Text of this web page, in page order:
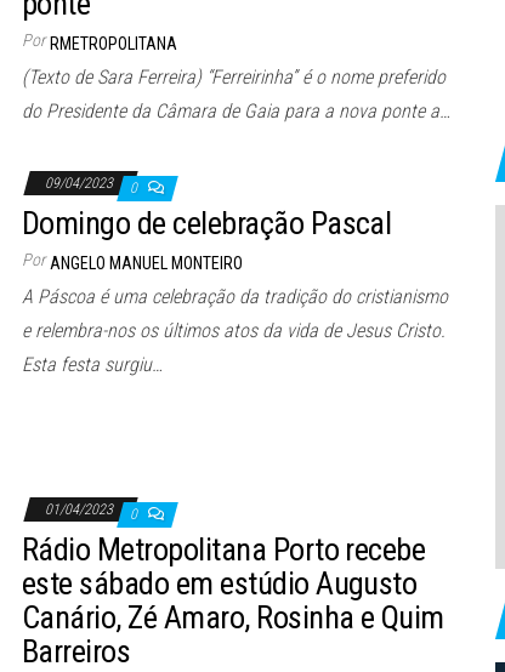
Por RMETROPOLITANA
(Texto de Sara Ferreira) “Ferreirinha” é o nome preferido
do Presidente da Câmara de Gaia para a nova ponte a…
09/04/2023 0
Domingo de celebração Pascal
Por ANGELO MANUEL MONTEIRO
A Páscoa é uma celebração da tradição do cristianismo
e relembra-nos os últimos atos da vida de Jesus Cristo.
Esta festa surgiu…
01/04/2023 0
Rádio Metropolitana Porto recebe
este sábado em estúdio Augusto
Canário, Zé Amaro, Rosinha e Quim
Barreiros